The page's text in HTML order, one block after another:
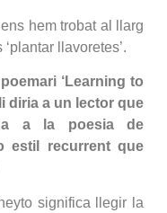
hem trobat al llarg
llavoretes’.
‘Learning to
diria a un lector que
a la poesia de
estil recurrent que
significa llegir la